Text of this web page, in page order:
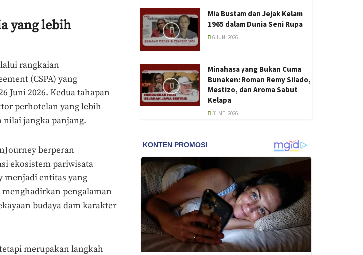
yang lebih
rangkaian
(CSPA) yang
Juni 2026. Kedua tahapan
perhotelan yang lebih
nilai jangka panjang.
berperan
ekosistem pariwisata
menjadi entitas yang
pengalaman
budaya dam karakter
merupakan langkah
Mia Bustam dan Jejak Kelam
1965 dalam Dunia Seni Rupa
6 JUNI 2026
Minahasa yang Bukan Cuma
Bunaken: Roman Remy Silado,
Mestizo, dan Aroma Sabut
Kelapa
31 MEI 2026